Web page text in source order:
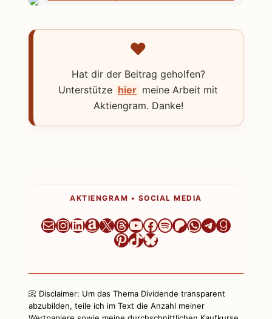
Hat dir der Beitrag geholfen?
Unterstütze hier meine Arbeit mit
Aktiengram. Danke!
AKTIENGRAM • SOCIAL MEDIA
Newsletter
Instagram
LinkedIn
Amazon
X Threads
YouTube
Facebook
Spotify
Patreon
WhatsApp
Telegram
Pinterest
TikTok
Bluesky
📀 Disclaimer: Um das Thema Dividende transparent
abzubilden, teile ich im Text die Anzahl meiner